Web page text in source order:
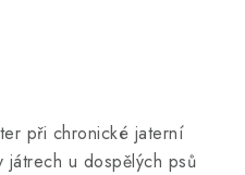
při chronické jaterní
u dospělých psů